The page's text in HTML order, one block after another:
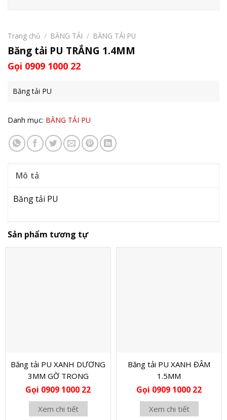
Trang chủ / BĂNG TẢI / BĂNG TẢI PU
Băng tải PU TRẮNG 1.4MM
Gọi 0909 1000 22
Băng tải PU
Danh mục: BĂNG TẢI PU
Mô tả
Băng tải PU
Sản phẩm tương tự
Băng tải PU XANH DƯƠNG
3MM GỜ TRONG
Gọi 0909 1000 22
Xem chi tiết
Băng tải PU XANH ĐÂM
1.5MM
Gọi 0909 1000 22
Xem chi tiết